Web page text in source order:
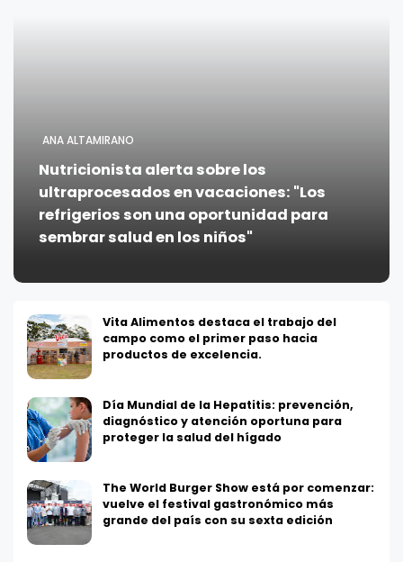
ANA ALTAMIRANO
Nutricionista alerta sobre los
ultraprocesados en vacaciones: "Los
refrigerios son una oportunidad para
sembrar salud en los niños"
Vita Alimentos destaca el trabajo del
campo como el primer paso hacia
productos de excelencia.
Día Mundial de la Hepatitis: prevención,
diagnóstico y atención oportuna para
proteger la salud del hígado
The World Burger Show está por comenzar:
vuelve el festival gastronómico más
grande del país con su sexta edición